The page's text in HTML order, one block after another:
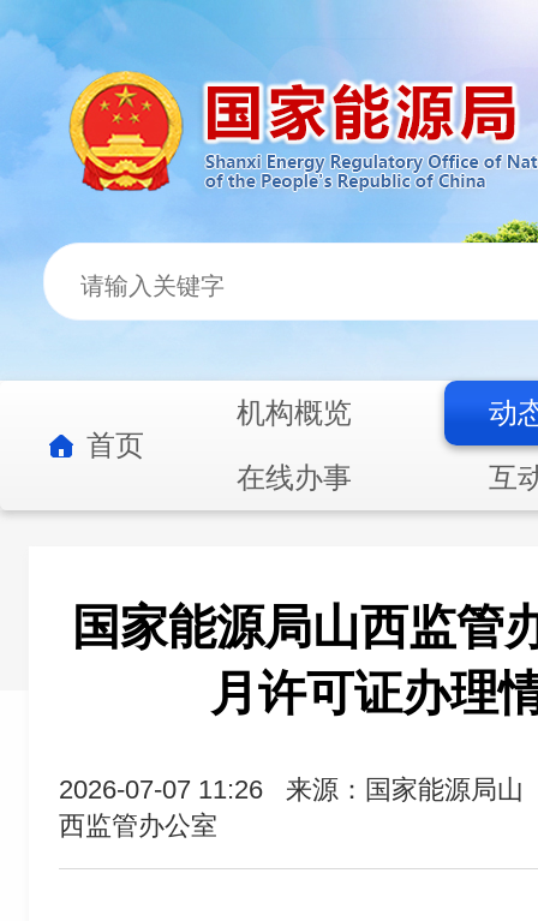
首页
机构概览
动
在线办事
互
国家能源局山西监管
月许可证办理
2026-07-07 11:26
来源：国家能源局山
西监管办公室